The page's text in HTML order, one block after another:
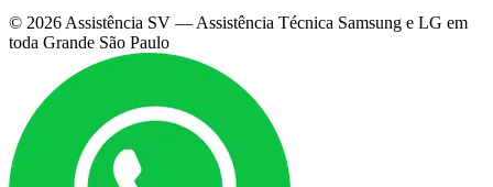
© 2026Assistência SV — Assistência Técnica Samsung e LG em
toda Grande São Paulo